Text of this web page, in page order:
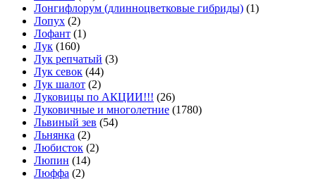
Лонгифлорум (длинноцветковые гибриды) (1)
Лопух (2)
Лофант (1)
Лук (160)
Лук репчатый (3)
Лук севок (44)
Лук шалот (2)
Луковицы по АКЦИИ!!! (26)
Луковичные и многолетние (1780)
Львиный зев (54)
Льнянка (2)
Любисток (2)
Люпин (14)
Люффа (2)